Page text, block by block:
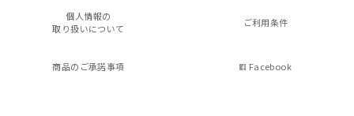
個人情報の
取り扱いについて
ご利用条件
商品のご承諾事項 Facebook